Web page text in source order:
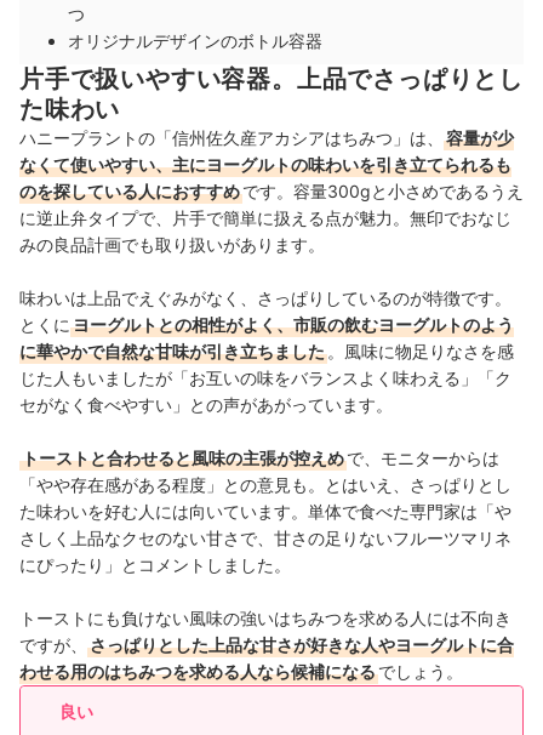
つ
オリジナルデザインのボトル容器
片手で扱いやすい容器。上品でさっぱりとし
た味わい
ハニープラントの「信州佐久産アカシアはちみつ」は、
容量が少
なくて使いやすい、主にヨーグルトの味わいを引き立てられるも
のを探している人におすすめです。容量300gと小さめであるうえ
に逆止弁タイプで、片手で簡単に扱える点が魅力。無印でおなじ
みの良品計画でも取り扱いがあります。
味わいは上品でえぐみがなく、さっぱりしているのが特徴です。
とくに ヨーグルトとの相性がよく、市販の飲むヨーグルトのよう
に華やかで自然な甘味が引き立ちました 。風味に物足りなさを感
じた人もいましたが「お互いの味をバランスよく味わえる」「ク
セがなく食べやすい」との声があがっています。
トーストと合わせると風味の主張が控えめで、モニターからは
「やや存在感がある程度」との意見も。とはいえ、さっぱりとし
た味わいを好む人には向いています。単体で食べた専門家は「や
さしく上品なクセのない甘さで、甘さの足りないフルーツマリネ
にぴったり」とコメントしました。
トーストにも負けない風味の強いはちみつを求める人には不向き
ですが、
さっぱりとした上品な甘さが好きな人やヨーグルトに合
わせる用のはちみつを求める人なら候補になるでしょう。
良い